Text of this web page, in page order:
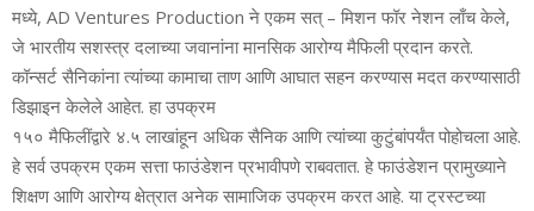
मध्ये, AD Ventures Production ने एकम सत् – मिशन फॉर नेशन लाँच केले,
जे भारतीय सशस्त्र दलाच्या जवानांना मानसिक आरोग्य मैफिली प्रदान करते.
कॉन्सर्ट सैनिकांना त्यांच्या कामाचा ताण आणि आघात सहन करण्यास मदत करण्यासाठी
डिझाइन केलेले आहेत. हा उपक्रम
१५० मैफिलींद्वारे ४.५ लाखांहून अधिक सैनिक आणि त्यांच्या कुटुंबांपर्यंत पोहोचला आहे.
हे सर्व उपक्रम एकम सत्ता फाउंडेशन प्रभावीपणे राबवतात. हे फाउंडेशन प्रामुख्याने
शिक्षण आणि आरोग्य क्षेत्रात अनेक सामाजिक उपक्रम करत आहे. या ट्रस्टच्या